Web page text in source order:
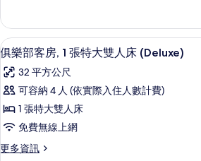
特
大
雙
人
床
(Panorama)
的
所
部
客
房,
張
特
雙
人
(Panorama)
顯
示
俱
樂
部
房,
客房內
8
俱樂部客房, 1 張特大雙人床 (Deluxe)
32 平方公尺
可容納 4 人 (依實際入住人數計費)
1 張特大雙人床
免費無線上網
更多資訊
更